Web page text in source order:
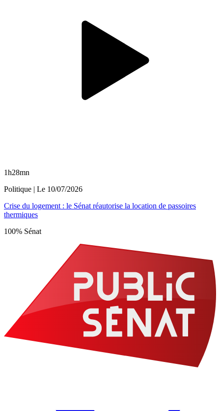
1h28mn
Politique | Le 10/07/2026
Crise du logement : le Sénat réautorise la location de passoires
thermiques
100% Sénat